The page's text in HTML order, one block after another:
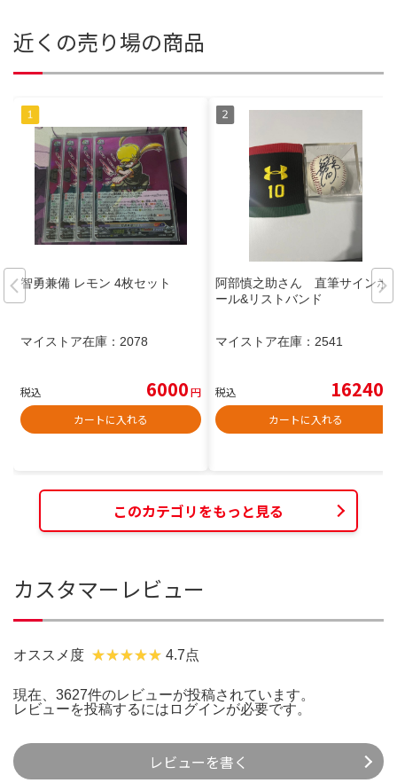
近くの売り場の商品
智勇兼備 レモン 4枚セット
マイストア在庫： 2078
税込 6000円
カートに入れる
阿部慎之助さん 直筆サインボ
ール&リストバンド
マイストア在庫： 2541
税込 16240
カートに入れる
このカテゴリをもっと見る
カスタマーレビュー
オススメ度 4.7点
現在、3627件のレビューが投稿されています。
レビューを投稿するには ログインが必要です。
レビューを書く